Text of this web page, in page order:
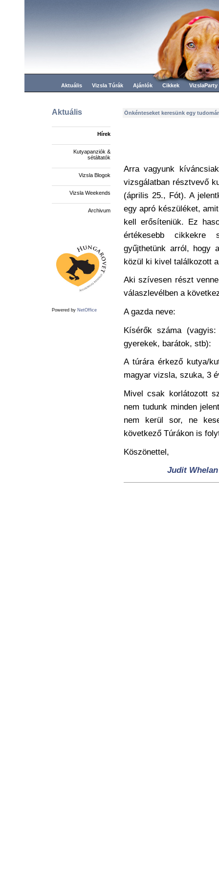
Aktuális Vizsla Túrák Ajánlók Cikkek VizslaParty
Aktuális
Hírek
Kutyapanziók &
sétáltatók
Vizsla Blogok
Vizsla Weekends
Archivum
Powered by NetOffice
Önkénteseket keresünk egy
Arra vagyunk
vizsgálatban résztvevő
(április 25., Fót). A
egy apró készüléket,
kell erősíteniük. Ez
értékesebb cikkekre
gyűjthetünk arról, hogy
közül ki kivel találkozott
Aki szívesen részt
válaszlevélben a
A gazda neve:
Kísérők száma
gyerekek, barátok, stb):
A túrára érkező kutya/
magyar vizsla, szuka, 3
Mivel csak korlátozott
nem tudunk minden
nem kerül sor, ne
következő Túrákon is
Köszönettel,
Judit